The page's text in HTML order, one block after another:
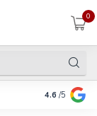
0
In 3 Raten
4.6 /5